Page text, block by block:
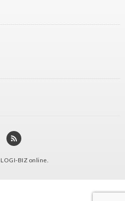
LOGI-BIZ online